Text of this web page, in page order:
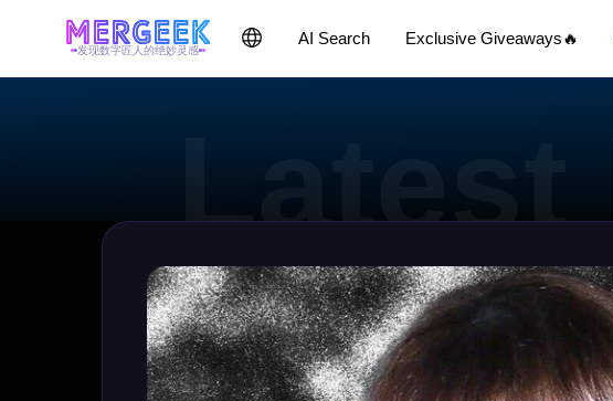
发现数字匠人的绝妙灵感
AI Search Exclusive Giveaways🔥